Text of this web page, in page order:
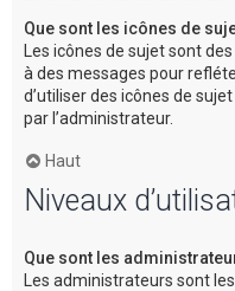
Que sont les icônes de
Les icônes de sujet sont
à des messages pour
d’utiliser des icônes de
par l’administrateur.
Haut
Niveaux
Que sont les
Les administrateurs sont